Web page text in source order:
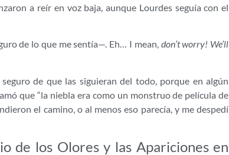
a reír en voz baja, aunque Lourdes seguía con el
de lo que me sentía—. Eh… I mean, don’t worry! We’ll
de que las siguieran del todo, porque en algún
que “la niebla era como un monstruo de película de
el camino, o al menos eso parecía, y me despedí
de los Olores y las Apariciones en